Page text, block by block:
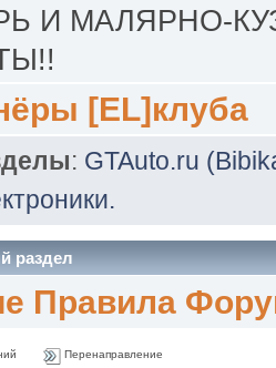
И МАЛЯРНО-
[EL]клуба
: GTAuto.ru
раздел
Правила
Перенаправление